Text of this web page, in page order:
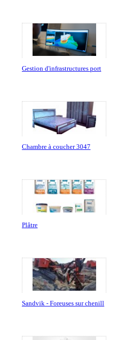
Gestion d'infrastructures port
Chambre à coucher 3047
Plâtre
Sandvik - Foreuses sur chenill